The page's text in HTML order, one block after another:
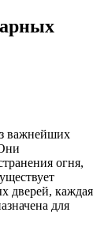
важнейших
огня,
дверей, каждая
для